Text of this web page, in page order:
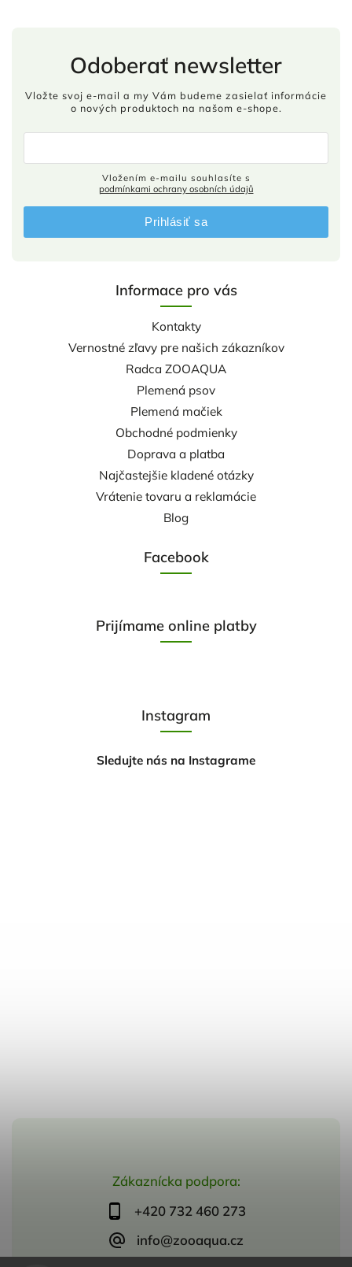
Zákaznícka podpora:
+420 732 460 273
info@zooaqua.cz
Informace pro vás
Kontakty
Vernostné zľavy pre našich zákazníkov
Radca ZOOAQUA
Plemená psov
Plemená mačiek
Obchodné podmienky
Doprava a platba
Najčastejšie kladené otázky
Vrátenie tovaru a reklamácie
Blog
Facebook
Odoberať newsletter
Vložte svoj e-mail a my Vám budeme zasielať informácie
o nových produktoch na našom e-shope.
podmínkami ochrany osobních údajů
Prihlásiť sa
Prijímame online platby
Instagram
Sledujte nás na Instagrame